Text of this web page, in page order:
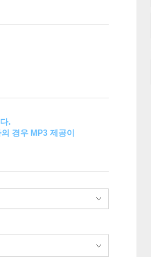
.
경우 MP3 제공이